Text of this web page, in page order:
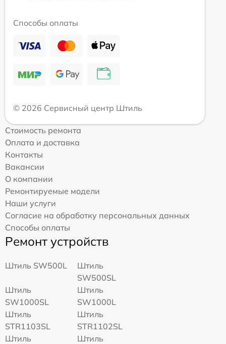
Способы оплаты
© 2026 Сервисный центр Штиль
Стоимость ремонта
Оплата и доставка
Контакты
Вакансии
О компании
Ремонтируемые модели
Наши услуги
Согласие на обработку персональных данных
Способы оплаты
Ремонт устройств
Штиль SW500L
Штиль
SW500SL
Штиль
SW1000SL
Штиль
SW1000L
Штиль
STR1103SL
Штиль
STR1102SL
Штиль
Штиль